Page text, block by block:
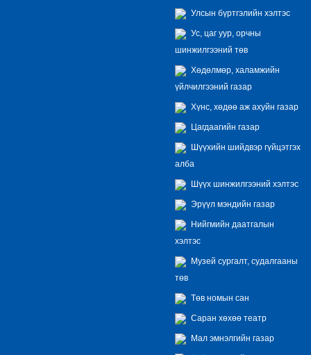
Улсын бүртгэлийн хэлтэс
Ус, цаг уур, орчны
шинжилгээний төв
Хөдөлмөр, халамжийн
үйлчилгээний газар
Хүнс, хөдөө аж ахуйн газар
Цагдаагийн газар
Шүүхийн шийдвэр гүйцэтгэх
алба
Шүүх шинжилгээний хэлтэс
Эрүүл мэндийн газар
Нийгмийн даатгалын
хэлтэс
Музей сургалт, судалгааны
төв
Төв номын сан
Саран хөхөө театр
Мал эмнэлгийн газар